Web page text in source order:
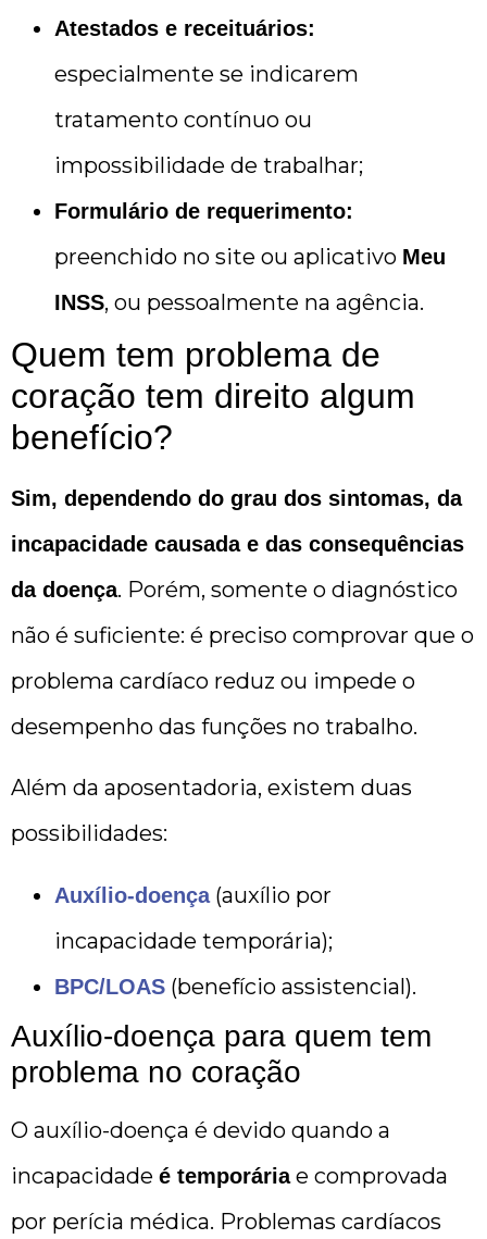
Atestados e receituários:
especialmente se indicarem
tratamento contínuo ou
impossibilidade de trabalhar;
Formulário de requerimento:
preenchido no site ou aplicativo Meu
INSS, ou pessoalmente na agência.
Quem tem problema de
coração tem direito algum
benefício?
Sim, dependendo do grau dos sintomas, da
incapacidade causada e das consequências
da doença. Porém, somente o diagnóstico
não é suficiente: é preciso comprovar que o
problema cardíaco reduz ou impede o
desempenho das funções no trabalho.
Além da aposentadoria, existem duas
possibilidades:
Auxílio-doença(auxílio por
incapacidade temporária);
BPC/LOAS (benefício assistencial).
Auxílio-doença para quem tem
problema no coração
O auxílio-doença é devido quando a
incapacidade é temporáriae comprovada
por perícia médica. Problemas cardíacos